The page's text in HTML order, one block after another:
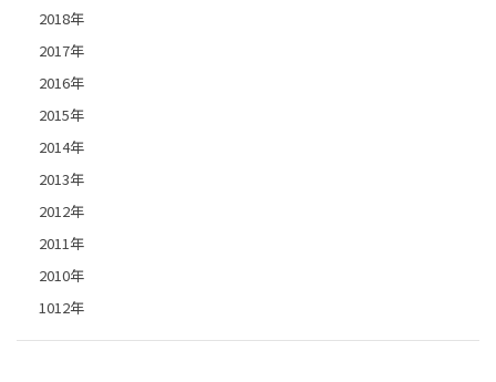
2018年
2017年
2016年
2015年
2014年
2013年
2012年
2011年
2010年
1012年